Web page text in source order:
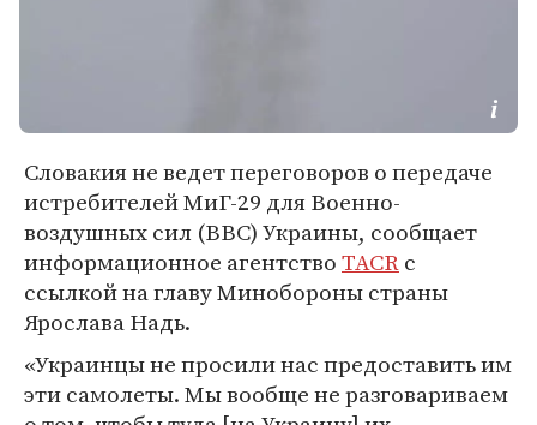
Словакия не ведет переговоров о передаче
истребителей МиГ-29 для Военно-
воздушных сил (ВВС) Украины, сообщает
информационное агентствоTACRс
ссылкой на главу Минобороны страны
Ярослава Надь.
«Украинцы не просили нас предоставить им
эти самолеты. Мы вообще не разговариваем